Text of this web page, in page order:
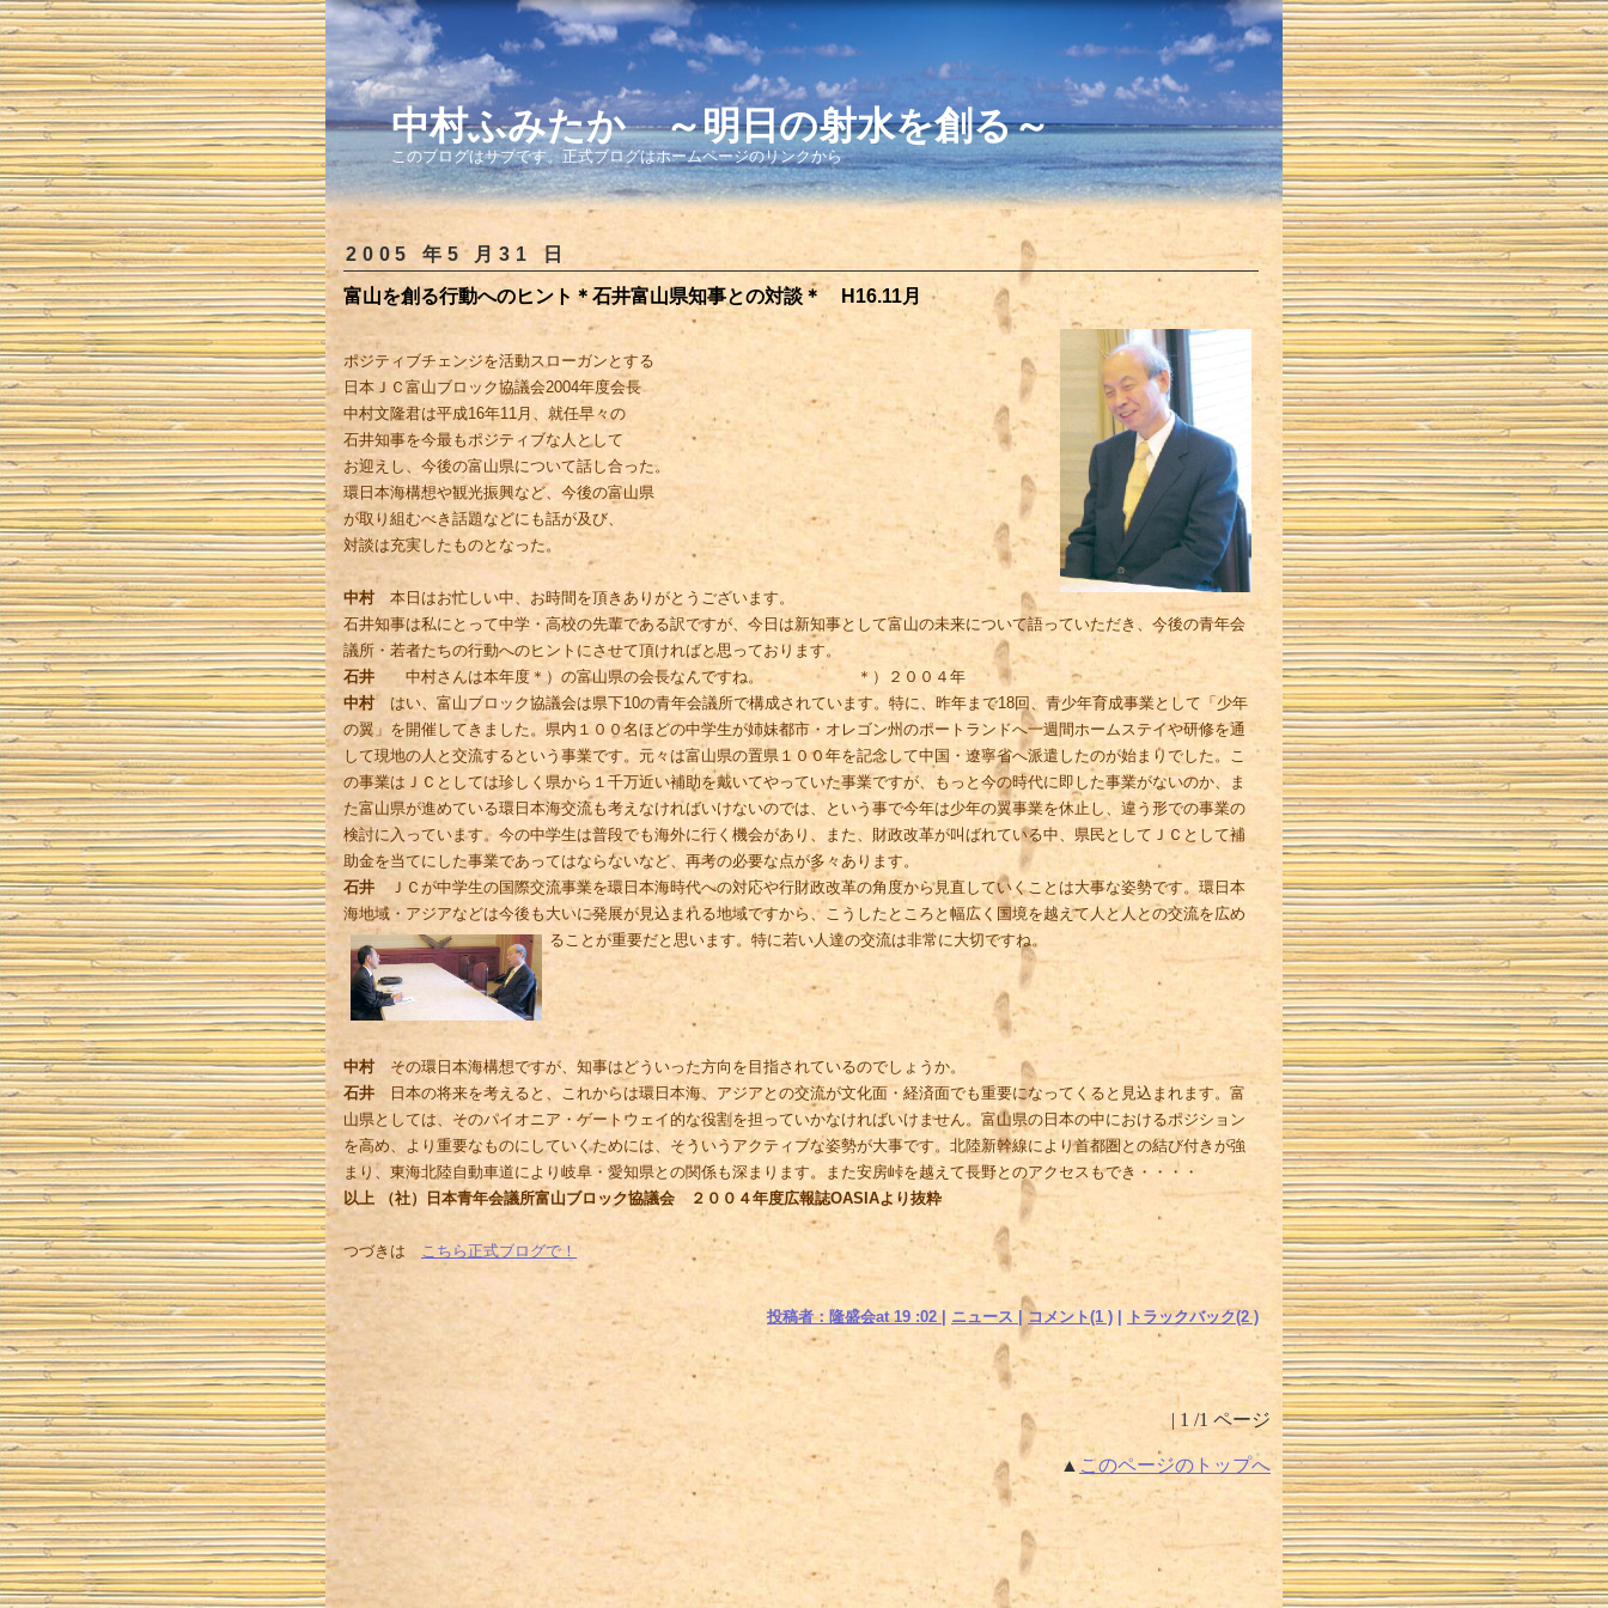
中村ふみたか ～明日の射水を創る～
このブログはサブです。正式ブログはホームページのリンクから
2005 年5 月31 日
富山を創る行動へのヒント＊石井富山県知事との対談＊ H16.11月
ポジティブチェンジを活動スローガンとする
日本ＪＣ富山ブロック協議会2004年度会長
中村文隆君は平成16年11月、就任早々の
石井知事を今最もポジティブな人として
お迎えし、今後の富山県について話し合った。
環日本海構想や観光振興など、今後の富山県
が取り組むべき話題などにも話が及び、
対談は充実したものとなった。
中村本日はお忙しい中、お時間を頂きありがとうございます。
石井知事は私にとって中学・高校の先輩である訳ですが、今日は新知事として富山の未来について語っていただき、今後の青年会
議所・若者たちの行動へのヒントにさせて頂ければと思っております。
石井 中村さんは本年度＊）の富山県の会長なんですね。 ＊）２００４年
中村はい、富山ブロック協議会は県下10の青年会議所で構成されています。特に、昨年まで18回、青少年育成事業として「少年
の翼」を開催してきました。県内１００名ほどの中学生が姉妹都市・オレゴン州のポートランドへ一週間ホームステイや研修を通
して現地の人と交流するという事業です。元々は富山県の置県１００年を記念して中国・遼寧省へ派遣したのが始まりでした。こ
の事業はＪＣとしては珍しく県から１千万近い補助を戴いてやっていた事業ですが、もっと今の時代に即した事業がないのか、ま
た富山県が進めている環日本海交流も考えなければいけないのでは、という事で今年は少年の翼事業を休止し、違う形での事業の
検討に入っています。今の中学生は普段でも海外に行く機会があり、また、財政改革が叫ばれている中、県民としてＪＣとして補
助金を当てにした事業であってはならないなど、再考の必要な点が多々あります。
石井 ＪＣが中学生の国際交流事業を環日本海時代への対応や行財政改革の角度から見直していくことは大事な姿勢です。環日本
海地域・アジアなどは今後も大いに発展が見込まれる地域ですから、こうしたところと幅広く国境を越えて人と人との交流を広め
ることが重要だと思います。特に若い人達の交流は非常に大切ですね。
中村その環日本海構想ですが、知事はどういった方向を目指されているのでしょうか。
石井 日本の将来を考えると、これからは環日本海、アジアとの交流が文化面・経済面でも重要になってくると見込まれます。富
山県としては、そのパイオニア・ゲートウェイ的な役割を担っていかなければいけません。富山県の日本の中におけるポジション
を高め、より重要なものにしていくためには、そういうアクティブな姿勢が大事です。北陸新幹線により首都圏との結び付きが強
まり、東海北陸自動車道により岐阜・愛知県との関係も深まります。また安房峠を越えて長野とのアクセスもでき・・・・
以上 （社）日本青年会議所富山ブロック協議会 ２００４年度広報誌OASIAより抜粋
つづきは こちら正式ブログで！
投稿者：隆盛会at19 :02 ニュース コメント(1 ) トラックバック(2 )
| 1 /1 ページ
▲ このページのトップへ